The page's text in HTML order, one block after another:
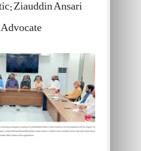
Ziauddin Ansari
Advocate